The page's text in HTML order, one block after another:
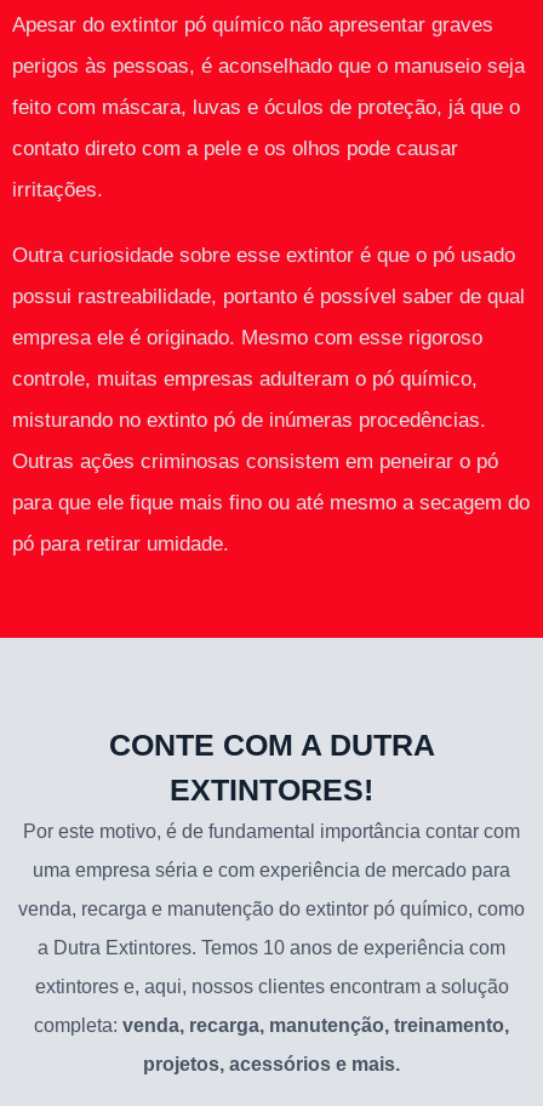
Apesar do extintor pó químico não apresentar graves
perigos às pessoas, é aconselhado que o manuseio seja
feito com máscara, luvas e óculos de proteção, já que o
contato direto com a pele e os olhos pode causar
irritações.
Outra curiosidade sobre esse extintor é que o pó usado
possui rastreabilidade, portanto é possível saber de qual
empresa ele é originado. Mesmo com esse rigoroso
controle, muitas empresas adulteram o pó químico,
misturando no extinto pó de inúmeras procedências.
Outras ações criminosas consistem em peneirar o pó
para que ele fique mais fino ou até mesmo a secagem do
pó para retirar umidade.
CONTE COM A DUTRA
EXTINTORES!
Por este motivo, é de fundamental importância contar com
uma empresa séria e com experiência de mercado para
venda, recarga e manutenção do extintor pó químico, como
a Dutra Extintores. Temos 10 anos de experiência com
extintores e, aqui, nossos clientes encontram a solução
completa: venda, recarga, manutenção, treinamento,
projetos, acessórios e mais.